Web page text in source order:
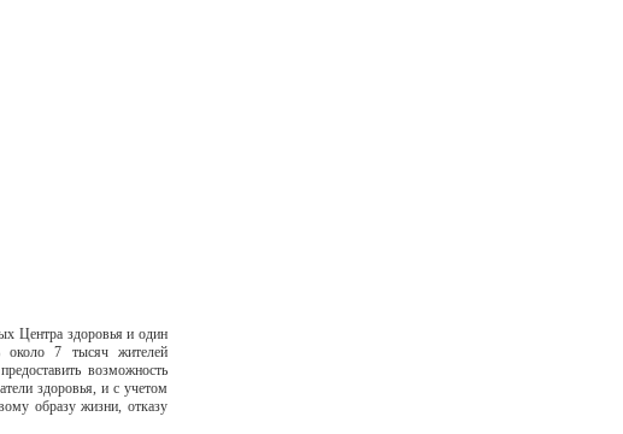
Центра здоровья и один
около 7 тысяч жителей
возможность
здоровья, и с учетом
образу жизни, отказу